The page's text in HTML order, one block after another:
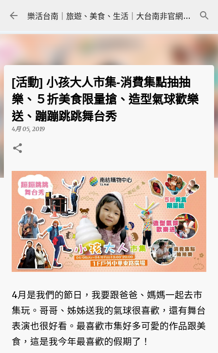
跳到主要內容 樂活台南｜旅遊、美食、生活｜大台南非官網｜tainanlohas.cc
[活動] 小孩大人市集-消費集點抽抽
樂、５折美食限量搶、造型氣球歡樂
送、蹦蹦跳跳舞台秀
4月 05, 2019
4月是我們的節日，我要跟爸爸、媽媽一起去市
集玩。哥哥、姊姊送我的氣球很喜歡，還有舞台
表演也很好看。最喜歡市集好多可愛的作品跟美
食，這是我今年最喜歡的假期了！